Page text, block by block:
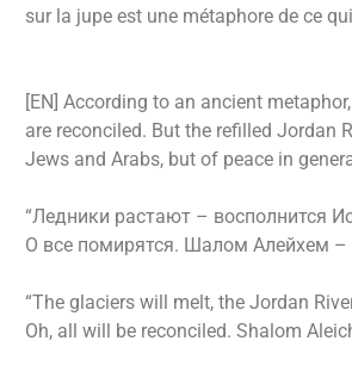
sur la jupe est une métaphore de ce
[EN] According to an ancient
are reconciled. But the refilled Jordan
Jews and Arabs, but of peace in
“Ледники растают – восполнится
О все помирятся. Шалом Алейхем –
“The glaciers will melt, the Jordan
Oh, all will be reconciled. Shalom